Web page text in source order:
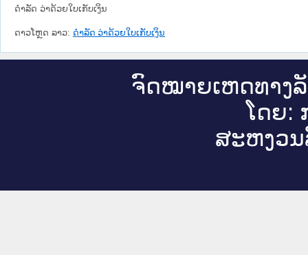
ດຳລັດ ວ່າດ້ວຍໃບເກັບເງິນ
ດາວໂຫຼດ ລາວ: ດຳລັດ ວ່າດ້ວຍໃບເກັບເງິນ
ຈົດ​ໝາຍ​ເຫດ​ທາງ​
ໂດຍ:
ສະ​ຫງວນ​